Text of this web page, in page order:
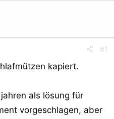
#1
kapiert.
als lösung für
vorgeschlagen, aber